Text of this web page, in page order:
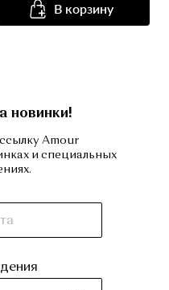
В корзину
новинки!
Amour
и специальных